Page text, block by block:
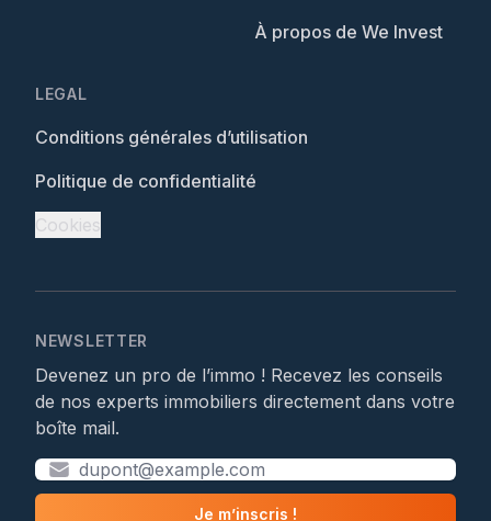
À propos de We Invest
LEGAL
Conditions générales d’utilisation
Politique de confidentialité
Cookies
NEWSLETTER
Devenez un pro de l’immo ! Recevez les conseils
de nos experts immobiliers directement dans votre
boîte mail.
Je m’inscris !